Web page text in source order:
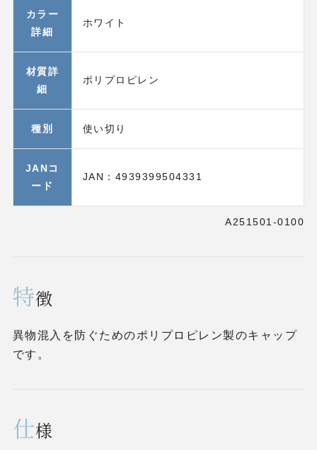
カラー
詳細
ホワイト
材質詳
細
ポリプロピレン
種別 使い切り
JANコ
ード
JAN：4939399504331
A251501-0100
特徴
異物混入を防ぐためのポリプロピレン製のキャップ
です。
仕様